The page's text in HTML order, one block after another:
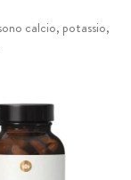
calcio, potassio,